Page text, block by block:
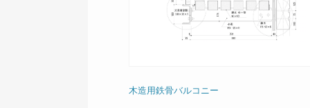
木造用鉄骨バルコニー